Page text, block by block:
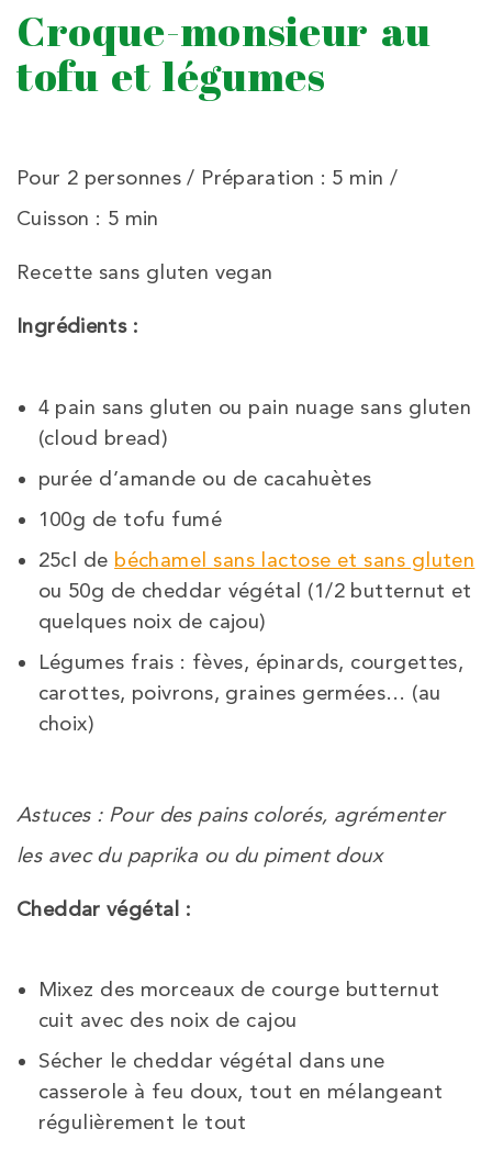
Croque-monsieur au
tofu et légumes
Pour 2 personnes / Préparation : 5 min /
Cuisson : 5 min
Recette sans gluten vegan
Ingrédients :
4 pain sans gluten ou pain nuage sans gluten
(cloud bread)
purée d’amande ou de cacahuètes
100g de tofu fumé
25cl de béchamel sans lactose et sans gluten
ou 50g de cheddar végétal (1/2 butternut et
quelques noix de cajou)
Légumes frais : fèves, épinards, courgettes,
carottes, poivrons, graines germées… (au
choix)
Astuces : Pour des pains colorés, agrémenter
les avec du paprika ou du piment doux
Cheddar végétal :
Mixez des morceaux de courge butternut
cuit avec des noix de cajou
Sécher le cheddar végétal dans une
casserole à feu doux, tout en mélangeant
régulièrement le tout